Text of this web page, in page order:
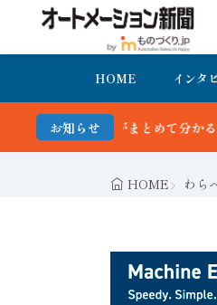
HOME インタ
お知らせ
る！オートメーション新聞 最新号
HOME わら